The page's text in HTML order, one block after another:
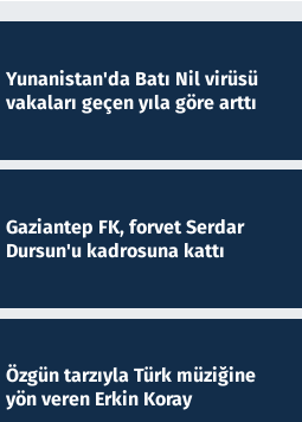
Yunanistan'da Batı Nil virüsü
vakaları geçen yıla göre arttı
Gaziantep FK, forvet Serdar
Dursun'u kadrosuna kattı
Özgün tarzıyla Türk müziğine
yön veren Erkin Koray